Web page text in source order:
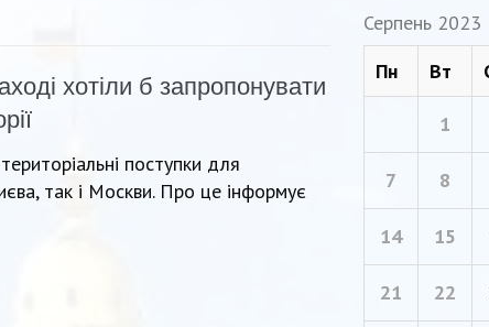
хотіли б запропонувати
поступки для
так і Москви. Про це інформує
Серпень 2023
Пн
Вт
1
7 8
14 15
21 22